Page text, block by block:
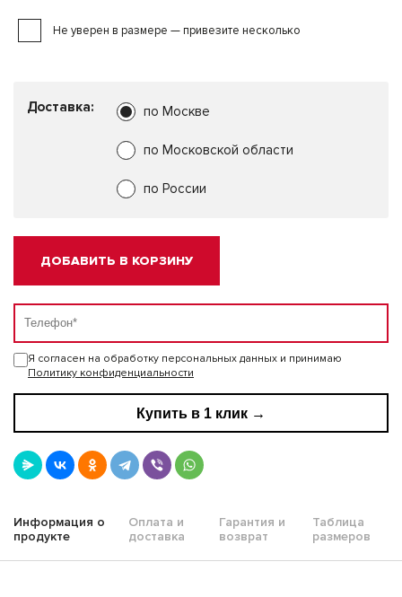
Не уверен в размере — привезите несколько
Доставка: по Москве
по Московской области
по России
ДОБАВИТЬ В КОРЗИНУ
Я согласен на обработку персональных данных и принимаю
Политику конфиденциальности
Купить в 1 клик →
Информация о
продукте
Оплата и
доставка
Гарантия и
возврат
Таблица
размеров